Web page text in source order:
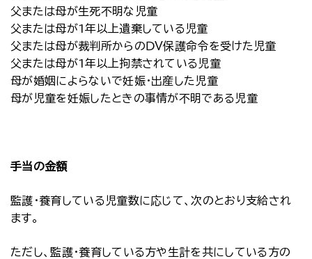
父または母が生死不明な児童
父または母が1年以上遺棄している児童
父または母が裁判所からのＤＶ保護命令を受けた児童
父または母が1年以上拘禁されている児童
母が婚姻によらないで妊娠・出産した児童
母が児童を妊娠したときの事情が不明である児童
手当の金額
監護・養育している児童数に応じて、次のとおり支給され
ます。
ただし、監護・養育している方や生計を共にしている方の